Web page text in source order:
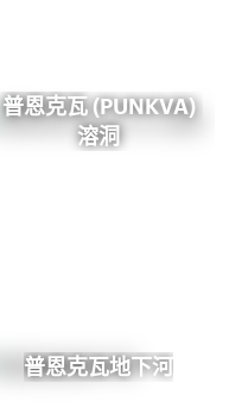
普恩克瓦 (PUNKVA)
溶洞
普恩克瓦地下河